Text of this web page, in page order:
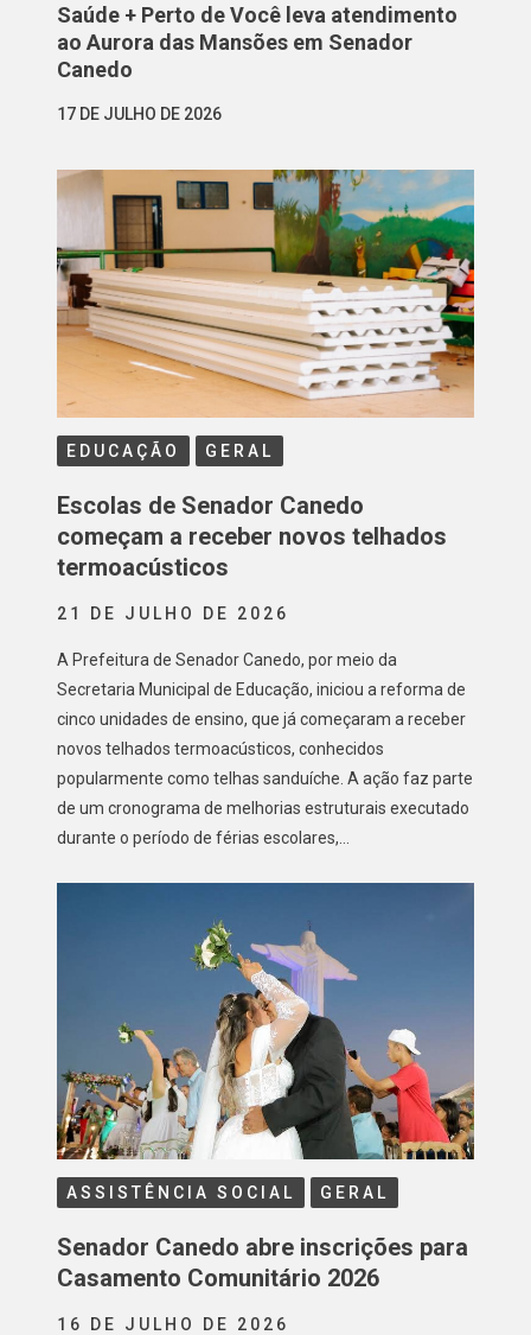
Saúde + Perto de Você leva atendimento
ao Aurora das Mansões em Senador
Canedo
17 DE JULHO DE 2026
EDUCAÇÃO GERAL
Escolas de Senador Canedo
começam a receber novos telhados
termoacústicos
21 DE JULHO DE 2026
A Prefeitura de Senador Canedo, por meio da
Secretaria Municipal de Educação, iniciou a reforma de
cinco unidades de ensino, que já começaram a receber
novos telhados termoacústicos, conhecidos
popularmente como telhas sanduíche. A ação faz parte
de um cronograma de melhorias estruturais executado
durante o período de férias escolares,…
ASSISTÊNCIA SOCIAL GERAL
Senador Canedo abre inscrições para
Casamento Comunitário 2026
16 DE JULHO DE 2026